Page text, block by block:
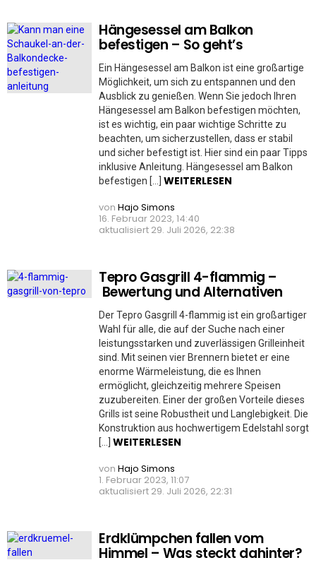
Hängesessel am Balkon
befestigen – So geht’s
Ein Hängesessel am Balkon ist eine großartige
Möglichkeit, um sich zu entspannen und den
Ausblick zu genießen. Wenn Sie jedoch Ihren
Hängesessel am Balkon befestigen möchten,
ist es wichtig, ein paar wichtige Schritte zu
beachten, um sicherzustellen, dass er stabil
und sicher befestigt ist. Hier sind ein paar Tipps
inklusive Anleitung. Hängesessel am Balkon
befestigen […] WEITERLESEN
von Hajo Simons
16. Februar 2023, 14:40
aktualisiert 29. Juli 2026, 22:38
Tepro Gasgrill 4-flammig –
Bewertung und Alternativen
Der Tepro Gasgrill 4-flammig ist ein großartiger
Wahl für alle, die auf der Suche nach einer
leistungsstarken und zuverlässigen Grilleinheit
sind. Mit seinen vier Brennern bietet er eine
enorme Wärmeleistung, die es Ihnen
ermöglicht, gleichzeitig mehrere Speisen
zuzubereiten. Einer der großen Vorteile dieses
Grills ist seine Robustheit und Langlebigkeit. Die
Konstruktion aus hochwertigem Edelstahl sorgt
[…] WEITERLESEN
von Hajo Simons
1. Februar 2023, 11:07
aktualisiert 29. Juli 2026, 22:31
Erdklümpchen fallen vom
Himmel – Was steckt dahinter?